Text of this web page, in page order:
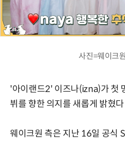
사진=웨이크
'아이랜드2' 이즈나(izna)가 첫
뷔를 향한 의지를 새롭게 밝혔다
웨이크원 측은 지난 16일 공식